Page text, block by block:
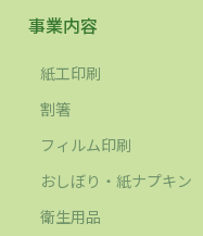
事業内容
紙工印刷
割箸
フィルム印刷
おしぼり・紙ナプキン
衛生用品